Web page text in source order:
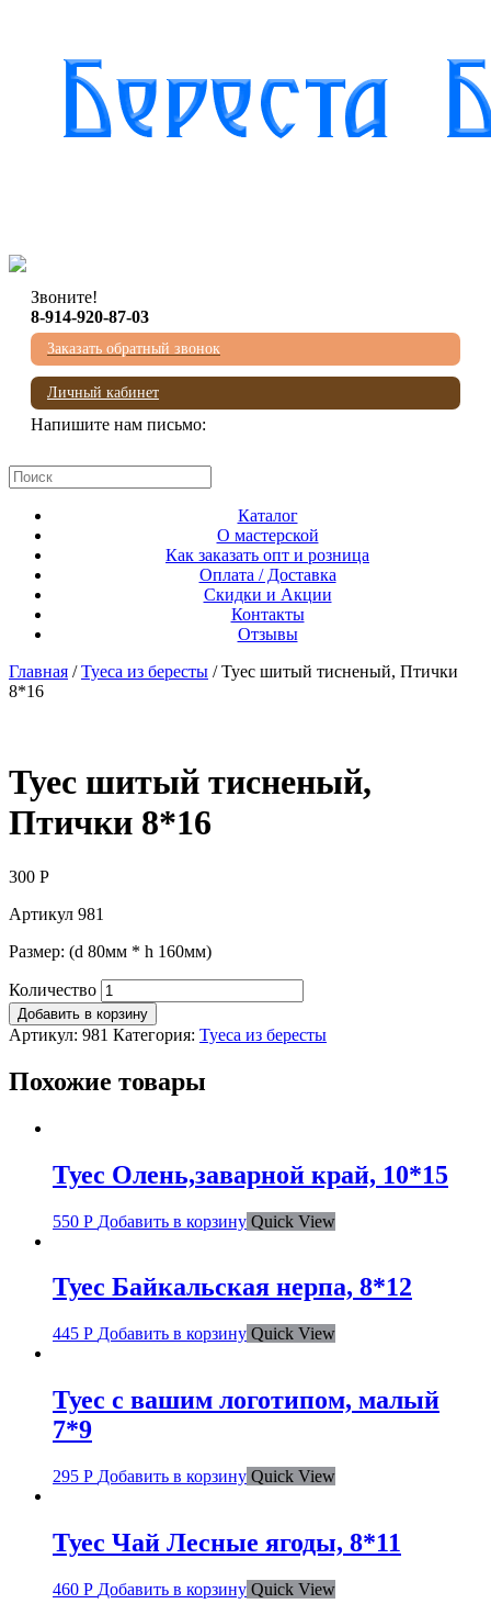
Звоните!
8-914-920-87-03
Заказать обратный звонок
Личный кабинет
Напишите нам письмо:
Каталог
О мастерской
Как заказать опт и розница
Оплата / Доставка
Скидки и Акции
Контакты
Отзывы
Главная /Туеса из бересты / Туес шитый тисненый, Птички
8*16
Туес шитый тисненый,
Птички 8*16
300 Р
Артикул 981
Размер: (d 80мм * h 160мм)
Количество
Добавить в корзину
Артикул: 981 Категория: Туеса из бересты
Похожие товары
Туес Олень,заварной край, 10*15
550 Р Добавить в корзину Quick View
Туес Байкальская нерпа, 8*12
445 Р Добавить в корзину Quick View
Туес с вашим логотипом, малый
7*9
295 Р Добавить в корзину Quick View
Туес Чай Лесные ягоды, 8*11
460 Р Добавить в корзину Quick View